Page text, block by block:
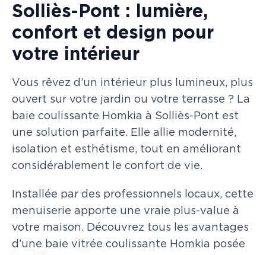
Solliès-Pont : lumière,
confort et design pour
votre intérieur
Vous rêvez d’un intérieur plus lumineux, plus
ouvert sur votre jardin ou votre terrasse ? La
baie coulissante Homkia à Solliès-Pont est
une solution parfaite. Elle allie modernité,
isolation et esthétisme, tout en améliorant
considérablement le confort de vie.
Installée par des professionnels locaux, cette
menuiserie apporte une vraie plus-value à
votre maison. Découvrez tous les avantages
d’une baie vitrée coulissante Homkia posée